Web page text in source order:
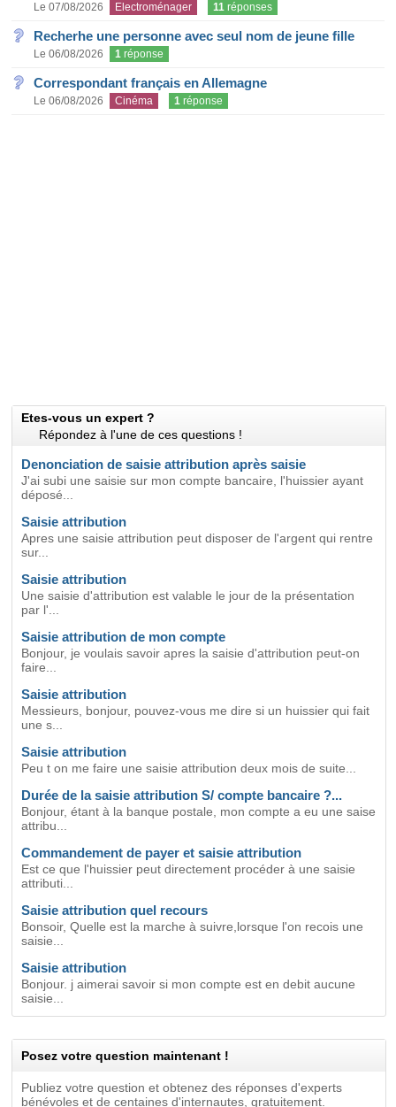
Le 07/08/2026 Electroménager 11 réponses
Recherhe une personne avec seul nom de jeune fille
Le 06/08/2026 1 réponse
Correspondant français en Allemagne
Le 06/08/2026 Cinéma 1 réponse
Etes-vous un expert ?
Répondez à l'une de ces questions !
Denonciation de saisie attribution après saisie
J'ai subi une saisie sur mon compte bancaire, l'huissier ayant
déposé...
Saisie attribution
Apres une saisie attribution peut disposer de l'argent qui rentre
sur...
Saisie attribution
Une saisie d'attribution est valable le jour de la présentation
par l'...
Saisie attribution de mon compte
Bonjour, je voulais savoir apres la saisie d'attribution peut-on
faire...
Saisie attribution
Messieurs, bonjour, pouvez-vous me dire si un huissier qui fait
une s...
Saisie attribution
Peu t on me faire une saisie attribution deux mois de suite...
Durée de la saisie attribution S/ compte bancaire ?...
Bonjour, étant à la banque postale, mon compte a eu une saise
attribu...
Commandement de payer et saisie attribution
Est ce que l'huissier peut directement procéder à une saisie
attributi...
Saisie attribution quel recours
Bonsoir, Quelle est la marche à suivre,lorsque l'on recois une
saisie...
Saisie attribution
Bonjour. j aimerai savoir si mon compte est en debit aucune
saisie...
Posez votre question maintenant !
Publiez votre question et obtenez des réponses d'experts
bénévoles et de centaines d'internautes, gratuitement.